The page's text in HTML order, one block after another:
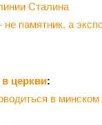
Сталина
а
церкви:
в